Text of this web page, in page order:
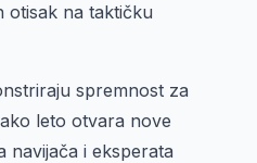
otisak na taktičku
spremnost za
leto otvara nove
navijača i eksperata